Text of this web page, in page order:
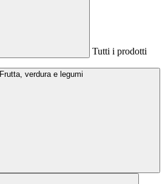
Tutti i prodotti
Frutta, verdura e legumi